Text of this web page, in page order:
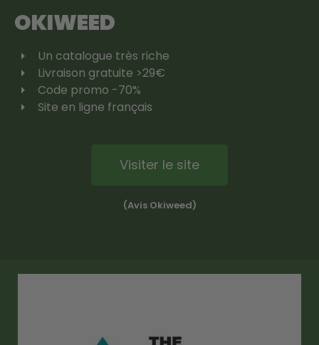
OKIWEED
Un catalogue très riche
Livraison gratuite >29€
Code promo -70%
Site en ligne français
Visiter le site
(Avis Okiweed)